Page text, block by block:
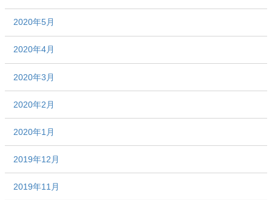
2020年5月
2020年4月
2020年3月
2020年2月
2020年1月
2019年12月
2019年11月